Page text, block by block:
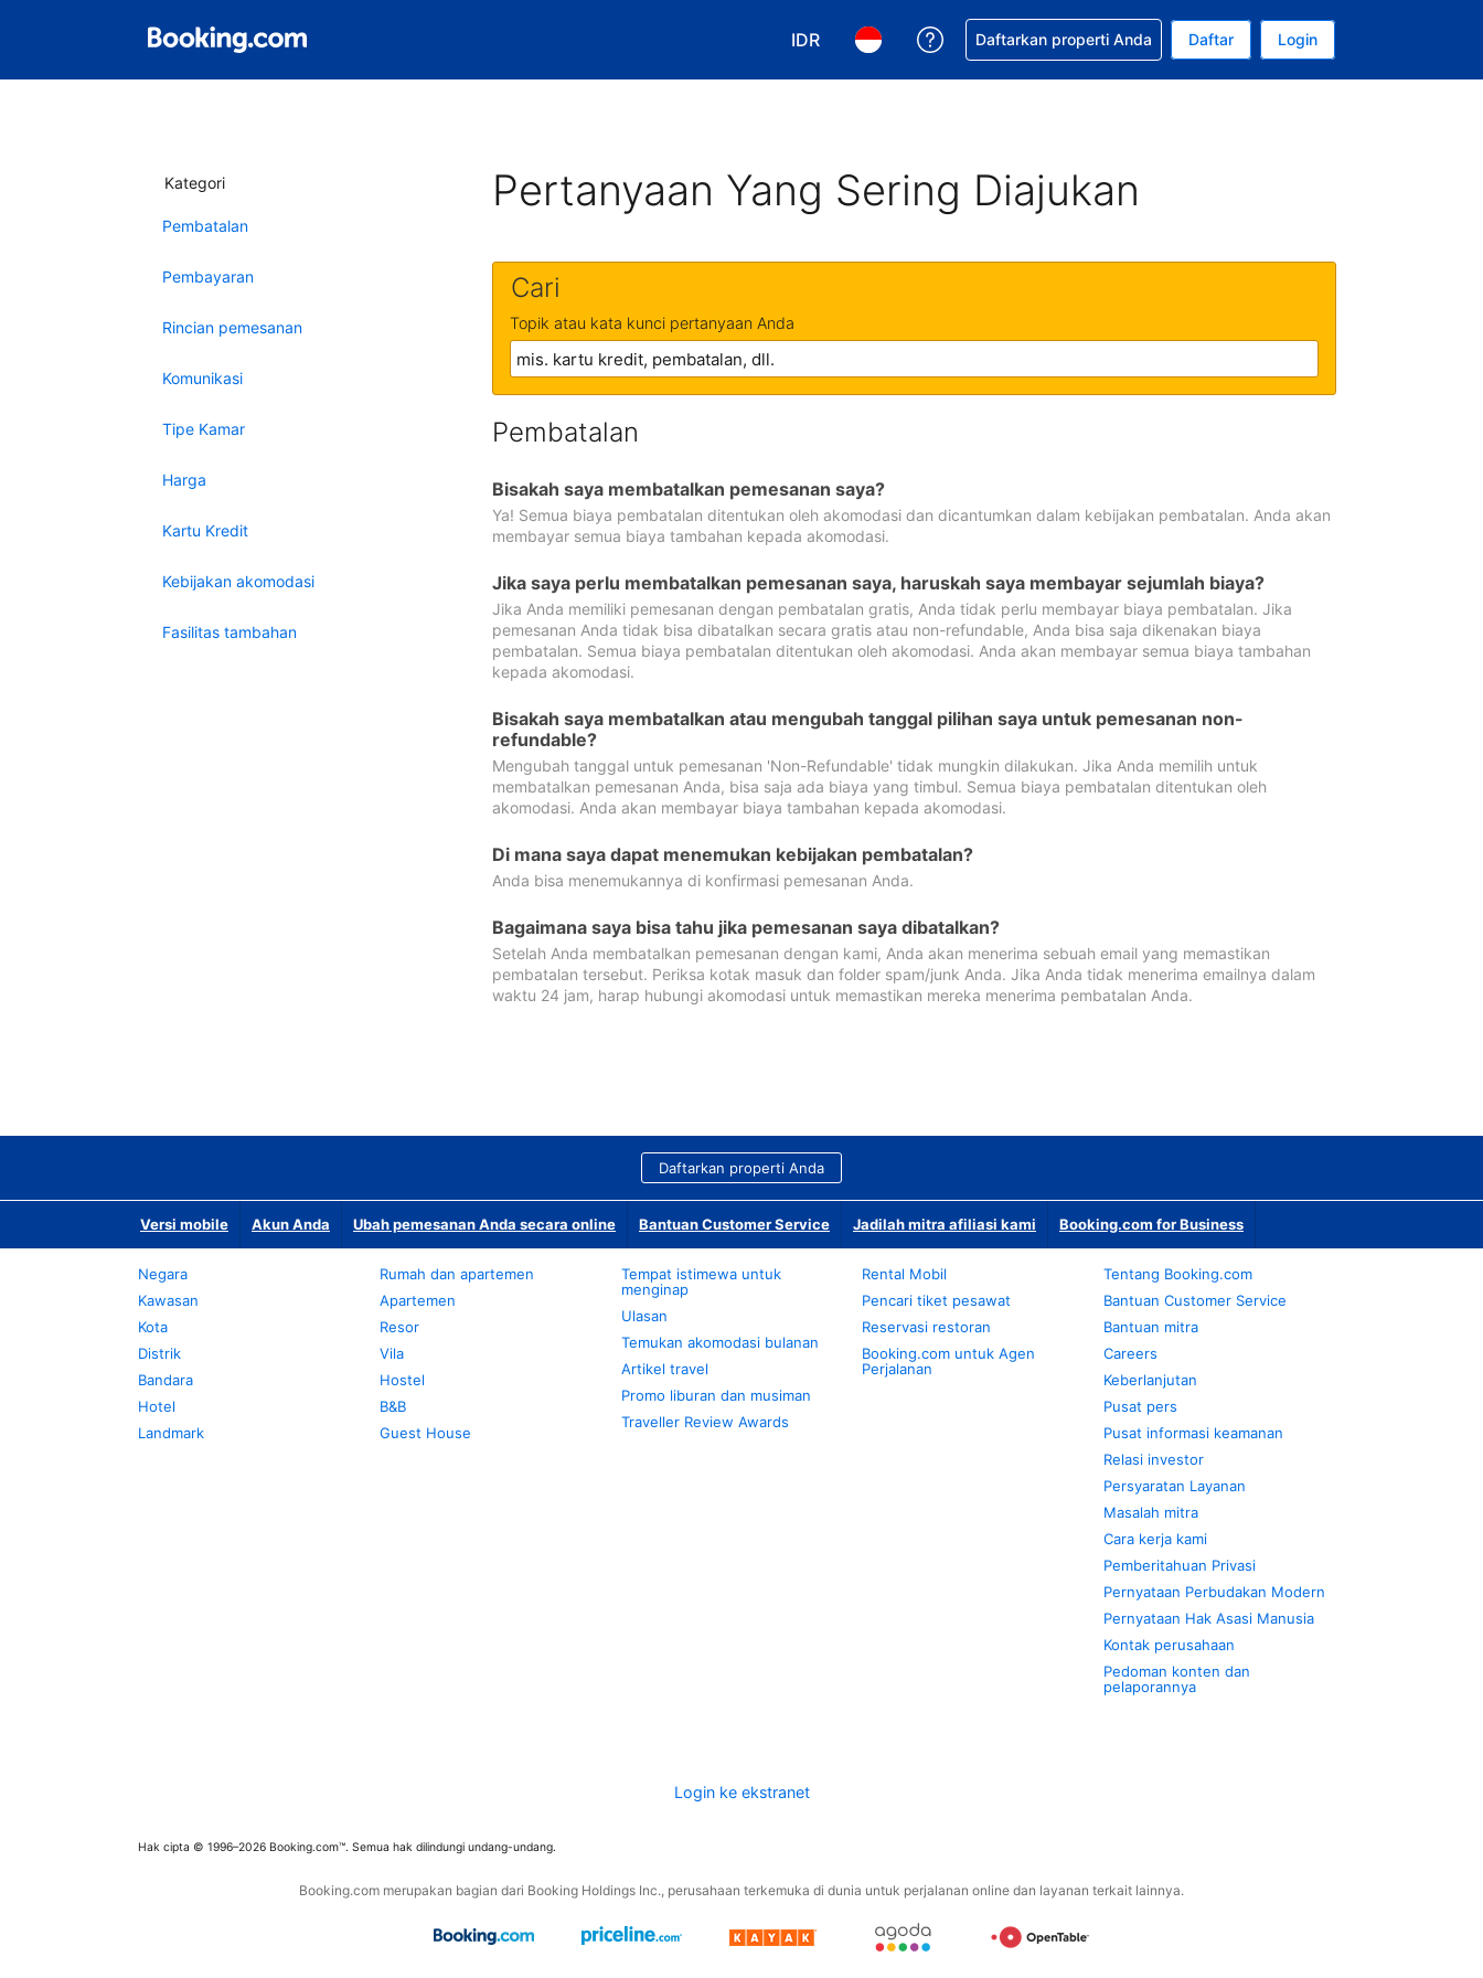
IDR
Pilih mata uang Anda. Mata uang Anda saat ini adalah Rupiah Indonesia
Pilih bahasa Anda. Bahasa Anda saat ini adalah Bahasa Indonesia
Dapatkan bantuan untuk pemesanan Anda
Daftarkan properti Anda Daftar Login
Kategori
Pembatalan
Pembayaran
Rincian pemesanan
Komunikasi
Tipe Kamar
Harga
Kartu Kredit
Kebijakan akomodasi
Fasilitas tambahan
Pertanyaan Yang Sering Diajukan
Cari
Topik atau kata kunci pertanyaan Anda
Pembatalan
Bisakah saya membatalkan pemesanan saya?
Ya! Semua biaya pembatalan ditentukan oleh akomodasi dan dicantumkan dalam kebijakan pembatalan. Anda akan
membayar semua biaya tambahan kepada akomodasi.
Jika saya perlu membatalkan pemesanan saya, haruskah saya membayar sejumlah biaya?
Jika Anda memiliki pemesanan dengan pembatalan gratis, Anda tidak perlu membayar biaya pembatalan. Jika
pemesanan Anda tidak bisa dibatalkan secara gratis atau non-refundable, Anda bisa saja dikenakan biaya
pembatalan. Semua biaya pembatalan ditentukan oleh akomodasi. Anda akan membayar semua biaya tambahan
kepada akomodasi.
Bisakah saya membatalkan atau mengubah tanggal pilihan saya untuk pemesanan non-
refundable?
Mengubah tanggal untuk pemesanan 'Non-Refundable' tidak mungkin dilakukan. Jika Anda memilih untuk
membatalkan pemesanan Anda, bisa saja ada biaya yang timbul. Semua biaya pembatalan ditentukan oleh
akomodasi. Anda akan membayar biaya tambahan kepada akomodasi.
Di mana saya dapat menemukan kebijakan pembatalan?
Anda bisa menemukannya di konfirmasi pemesanan Anda.
Bagaimana saya bisa tahu jika pemesanan saya dibatalkan?
Setelah Anda membatalkan pemesanan dengan kami, Anda akan menerima sebuah email yang memastikan
pembatalan tersebut. Periksa kotak masuk dan folder spam/junk Anda. Jika Anda tidak menerima emailnya dalam
waktu 24 jam, harap hubungi akomodasi untuk memastikan mereka menerima pembatalan Anda.
Daftarkan properti Anda
Versi mobile Akun Anda Ubah pemesanan Anda secara online Bantuan Customer Service Jadilah mitra afiliasi kami Booking.com for Business
Negara
Kawasan
Kota
Distrik
Bandara
Hotel
Landmark
Rumah dan apartemen
Apartemen
Resor
Vila
Hostel
B&B
Guest House
Tempat istimewa untuk
menginap
Ulasan
Temukan akomodasi bulanan
Artikel travel
Promo liburan dan musiman
Traveller Review Awards
Rental Mobil
Pencari tiket pesawat
Reservasi restoran
Booking.com untuk Agen
Perjalanan
Tentang Booking.com
Bantuan Customer Service
Bantuan mitra
Careers
Keberlanjutan
Pusat pers
Pusat informasi keamanan
Relasi investor
Persyaratan Layanan
Masalah mitra
Cara kerja kami
Pemberitahuan Privasi
Pernyataan Perbudakan Modern
Pernyataan Hak Asasi Manusia
Kontak perusahaan
Pedoman konten dan
pelaporannya
Login ke ekstranet
Hak cipta © 1996–2026 Booking.com™. Semua hak dilindungi undang-undang.
Booking.com merupakan bagian dari Booking Holdings Inc., perusahaan terkemuka di dunia untuk perjalanan online dan layanan terkait lainnya.